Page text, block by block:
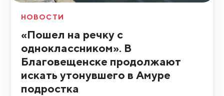
НОВОСТИ
«Пошел на речку с
одноклассником». В
Благовещенске продолжают
искать утонувшего в Амуре
подростка